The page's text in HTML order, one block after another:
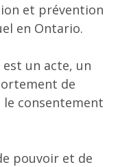
et prévention
en Ontario.
est un acte, un
de
le consentement
pouvoir et de